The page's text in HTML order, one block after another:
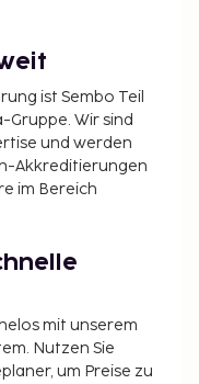
ist Sembo Teil
Wir sind
und werden
Akkreditierungen
im Bereich
mit unserem
Nutzen Sie
um Preise zu